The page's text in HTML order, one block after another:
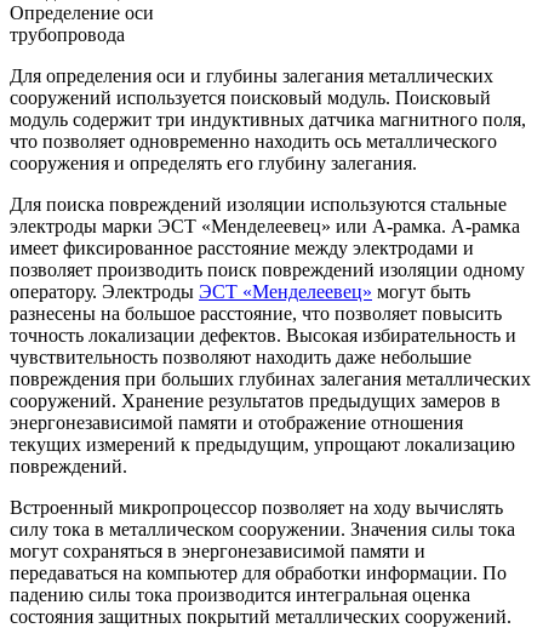
Определение оси
трубопровода
Для определения оси и глубины залегания металлических
сооружений используется поисковый модуль. Поисковый
модуль содержит три индуктивных датчика магнитного поля,
что позволяет одновременно находить ось металлического
сооружения и определять его глубину залегания.
Для поиска повреждений изоляции используются стальные
электроды марки ЭСТ «Менделеевец» или А-рамка. А-рамка
имеет фиксированное расстояние между электродами и
позволяет производить поиск повреждений изоляции одному
оператору. Электроды ЭСТ «Менделеевец» могут быть
разнесены на большое расстояние, что позволяет повысить
точность локализации дефектов. Высокая избирательность и
чувствительность позволяют находить даже небольшие
повреждения при больших глубинах залегания металлических
сооружений. Хранение результатов предыдущих замеров в
энергонезависимой памяти и отображение отношения
текущих измерений к предыдущим, упрощают локализацию
повреждений.
Встроенный микропроцессор позволяет на ходу вычислять
силу тока в металлическом сооружении. Значения силы тока
могут сохраняться в энергонезависимой памяти и
передаваться на компьютер для обработки информации. По
падению силы тока производится интегральная оценка
состояния защитных покрытий металлических сооружений.